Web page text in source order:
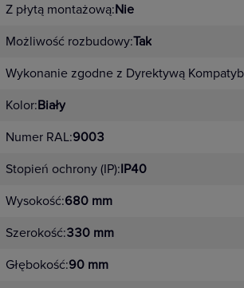
Z płytą montażową:Nie
Możliwość rozbudowy:Tak
Wykonanie zgodne z Dyrektywą
Kolor:Biały
Numer RAL:9003
Stopień ochrony (IP):IP40
Wysokość:680 mm
Szerokość:330 mm
Głębokość:90 mm